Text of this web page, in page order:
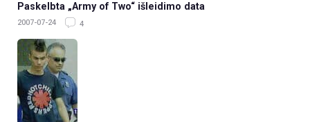
Paskelbta „Army of Two“ išleidimo data
2007-07-24 4